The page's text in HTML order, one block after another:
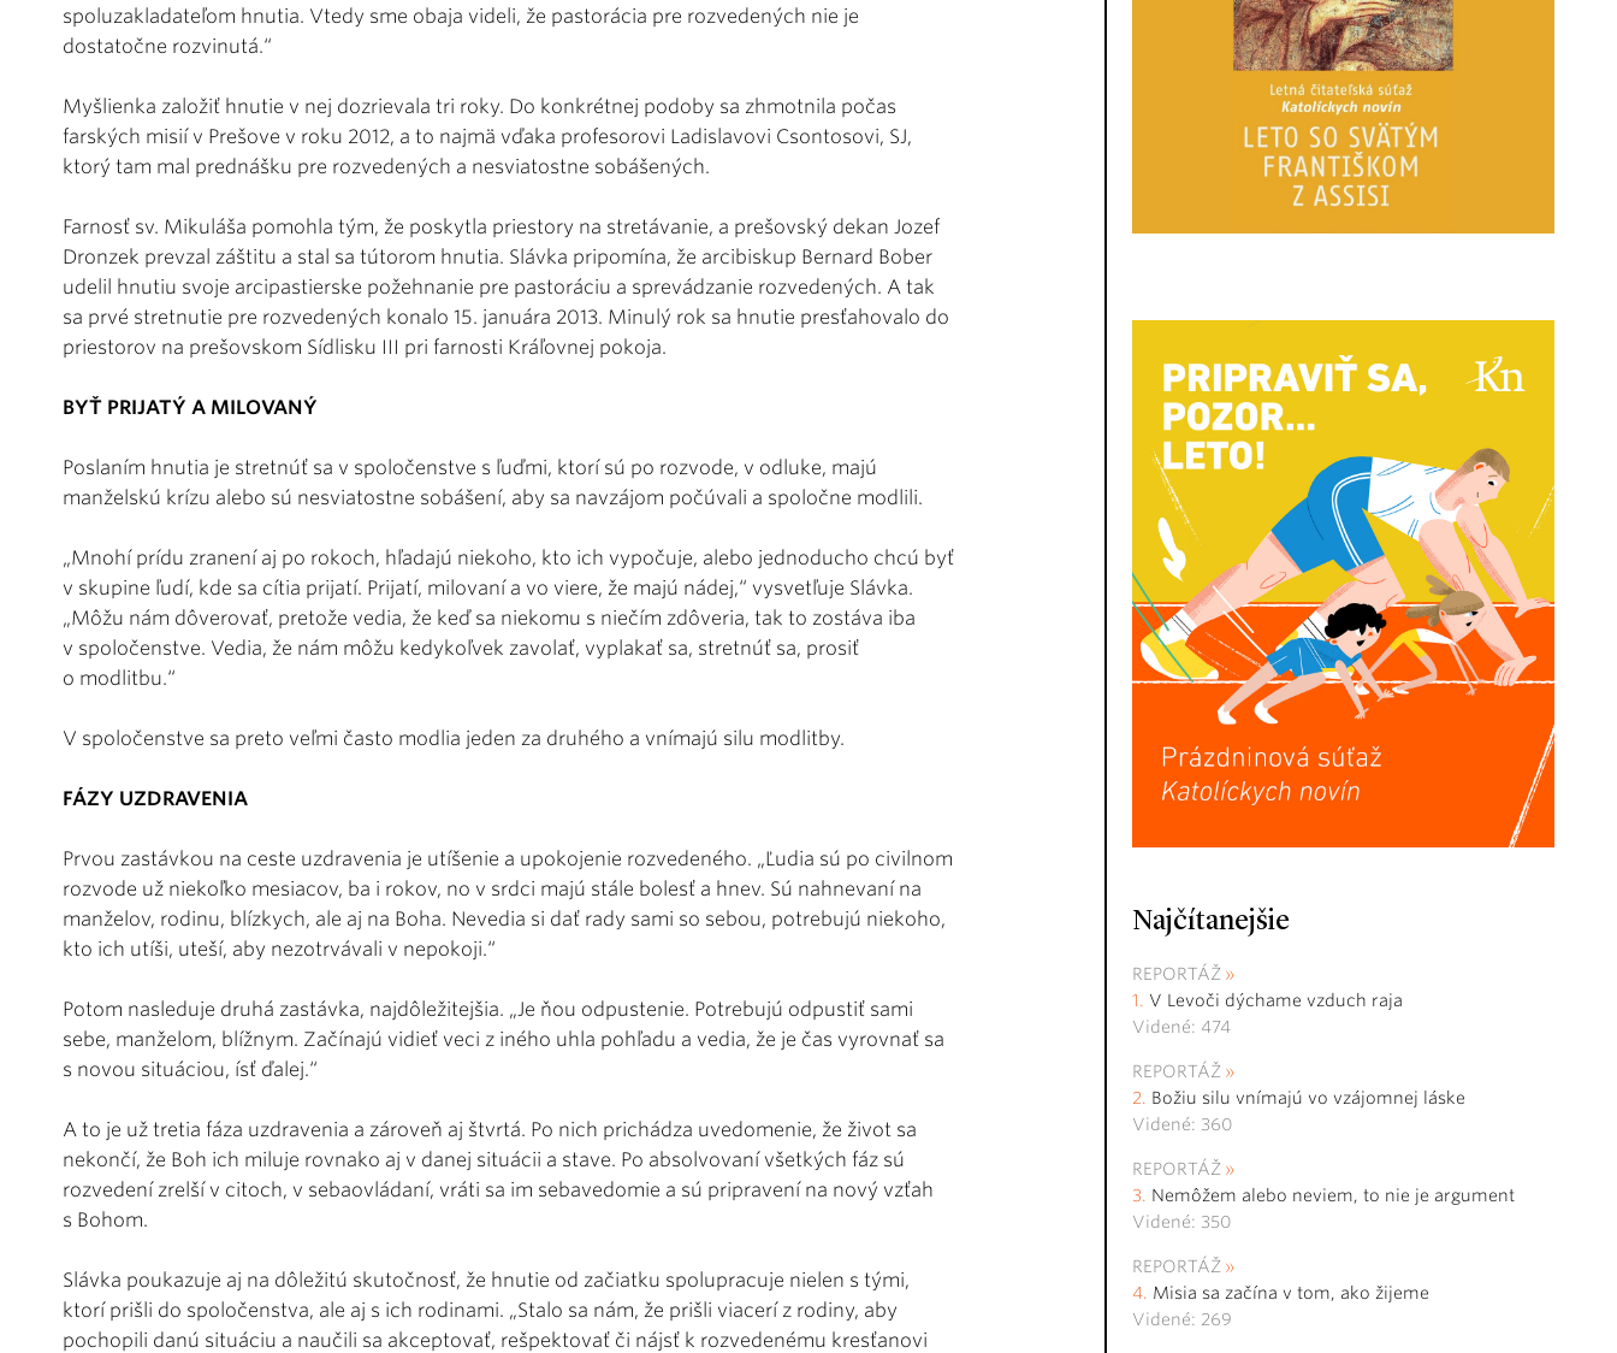
spoluzakladateľom hnutia. Vtedy sme obaja videli, že pastorácia pre rozvedených nie je
dostatočne rozvinutá.“
Myšlienka založiť hnutie v nej dozrievala tri roky. Do konkrétnej podoby sa zhmotnila počas
farských misií v Prešove v roku 2012, a to najmä vďaka profesorovi Ladislavovi Csontosovi, SJ,
ktorý tam mal prednášku pre rozvedených a nesviatostne sobášených.
Farnosť sv. Mikuláša pomohla tým, že poskytla priestory na stretávanie, a prešovský dekan Jozef
Dronzek prevzal záštitu a stal sa tútorom hnutia. Slávka pripomína, že arcibiskup Bernard Bober
udelil hnutiu svoje arcipastierske požehnanie pre pastoráciu a sprevádzanie rozvedených. A tak
sa prvé stretnutie pre rozvedených konalo 15. januára 2013. Minulý rok sa hnutie presťahovalo do
priestorov na prešovskom Sídlisku III pri farnosti Kráľovnej pokoja.
BYŤ PRIJATÝ A MILOVANÝ
Poslaním hnutia je stretnúť sa v spoločenstve s ľuďmi, ktorí sú po rozvode, v odluke, majú
manželskú krízu alebo sú nesviatostne sobášení, aby sa navzájom počúvali a spoločne modlili.
„Mnohí prídu zranení aj po rokoch, hľadajú niekoho, kto ich vypočuje, alebo jednoducho chcú byť
v skupine ľudí, kde sa cítia prijatí. Prijatí, milovaní a vo viere, že majú nádej,“ vysvetľuje Slávka.
„Môžu nám dôverovať, pretože vedia, že keď sa niekomu s niečím zdôveria, tak to zostáva iba
v spoločenstve. Vedia, že nám môžu kedykoľvek zavolať, vyplakať sa, stretnúť sa, prosiť
o modlitbu.“
V spoločenstve sa preto veľmi často modlia jeden za druhého a vnímajú silu modlitby.
FÁZY UZDRAVENIA
Prvou zastávkou na ceste uzdravenia je utíšenie a upokojenie rozvedeného. „Ľudia sú po civilnom
rozvode už niekoľko mesiacov, ba i rokov, no v srdci majú stále bolesť a hnev. Sú nahnevaní na
manželov, rodinu, blízkych, ale aj na Boha. Nevedia si dať rady sami so sebou, potrebujú niekoho,
kto ich utíši, uteší, aby nezotrvávali v nepokoji.“
Potom nasleduje druhá zastávka, najdôležitejšia. „Je ňou odpustenie. Potrebujú odpustiť sami
sebe, manželom, blížnym. Začínajú vidieť veci z iného uhla pohľadu a vedia, že je čas vyrovnať sa
s novou situáciou, ísť ďalej.“
A to je už tretia fáza uzdravenia a zároveň aj štvrtá. Po nich prichádza uvedomenie, že život sa
nekončí, že Boh ich miluje rovnako aj v danej situácii a stave. Po absolvovaní všetkých fáz sú
rozvedení zrelší v citoch, v sebaovládaní, vráti sa im sebavedomie a sú pripravení na nový vzťah
s Bohom.
Slávka poukazuje aj na dôležitú skutočnosť, že hnutie od začiatku spolupracuje nielen s tými,
ktorí prišli do spoločenstva, ale aj s ich rodinami. „Stalo sa nám, že prišli viacerí z rodiny, aby
pochopili danú situáciu a naučili sa akceptovať, rešpektovať či nájsť k rozvedenému kresťanovi
Najčítanejšie
REPORTÁŽ
V Levoči dýchame vzduch raja
Videné: 474
REPORTÁŽ
Božiu silu vnímajú vo vzájomnej láske
Videné: 360
REPORTÁŽ
Nemôžem alebo neviem, to nie je argument
Videné: 350
REPORTÁŽ
Misia sa začína v tom, ako žijeme
Videné: 269